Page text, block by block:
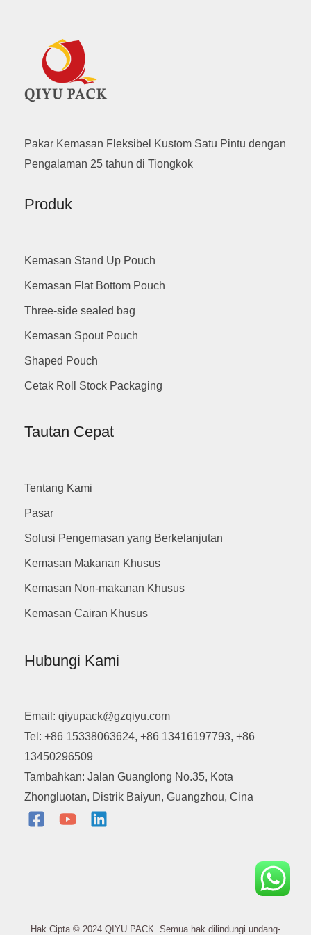
Pakar Kemasan Fleksibel Kustom Satu Pintu dengan
Pengalaman 25 tahun di Tiongkok
Produk
Kemasan Stand Up Pouch
Kemasan Flat Bottom Pouch
Three-side sealed bag
Kemasan Spout Pouch
Shaped Pouch
Cetak Roll Stock Packaging
Tautan Cepat
Tentang Kami
Pasar
Solusi Pengemasan yang Berkelanjutan
Kemasan Makanan Khusus
Kemasan Non-makanan Khusus
Kemasan Cairan Khusus
Hubungi Kami
Email: qiyupack@gzqiyu.com
Tel: +86 15338063624, +86 13416197793, +86
13450296509
Tambahkan: Jalan Guanglong No.35, Kota
Zhongluotan, Distrik Baiyun, Guangzhou, Cina
Hak Cipta © 2024 QIYU PACK. Semua hak dilindungi undang-